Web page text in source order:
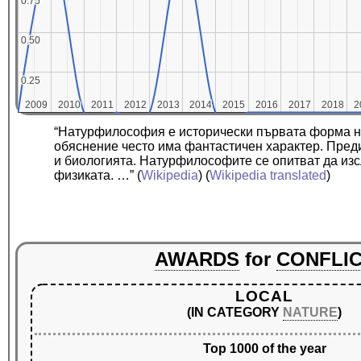
2009
2009 2010
2010 2011
2011 2012
2012 2013
2013 2014
2014 2015
2015 2016
2016 2017
2017 2018
2018
0.25
0.25
0.50
0.50
“Натурфилософия е исторически първата форма
обяснение често има фантастичен характер.
и биологията. Натурфилософите се опитват да
физиката. …” (Wikipedia) (Wikipedia translated)
AWARDS for
LOCAL
(IN CATEGORY NATURE)
Top 1000 of the year